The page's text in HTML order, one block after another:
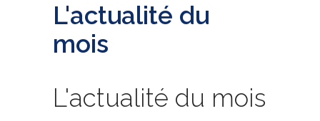
L'actualité du
mois
L'actualité du mois